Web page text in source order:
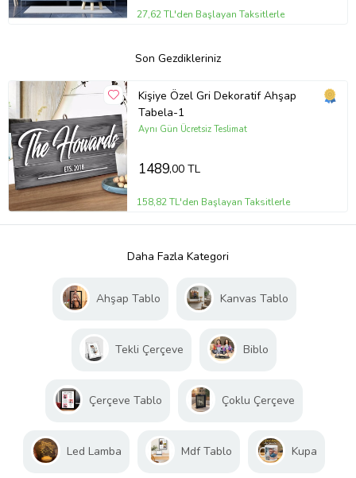
27,62 TL'den Başlayan Taksitlerle
Son Gezdikleriniz
Kişiye Özel Gri Dekoratif Ahşap
Tabela-1
Aynı Gün Ücretsiz Teslimat
1489,00 TL
158,82 TL'den Başlayan Taksitlerle
Daha Fazla Kategori
Ahşap Tablo Kanvas Tablo
Tekli Çerçeve Biblo
Çerçeve Tablo Çoklu Çerçeve
Led Lamba Mdf Tablo Kupa